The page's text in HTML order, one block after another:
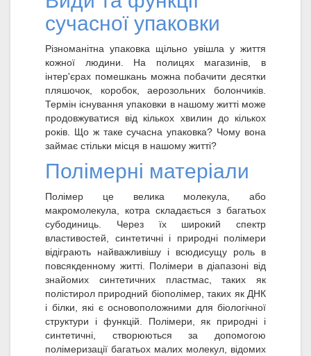
сучасної упаковки
Різноманітна упаковка щільно увішла у життя
кожної людини. На полицях магазинів, в
інтер'єрах помешкань можна побачити десятки
пляшочок, коробок, аерозольних болончиків.
Термін існування упаковки в нашому житті може
продовжуватися від кількох хвилин до кількох
років. Що ж таке сучасна упаковка? Чому вона
займає стільки місця в нашому житті?
Полімерні матеріали
Полімер це велика молекула, або
макромолекула, котра складається з багатьох
субодиниць. Через їх широкий спектр
властивостей, синтетичні і природні полімери
відіграють найважливішу і всюдисущу роль в
повсякденному житті. Полімери в діапазоні від
знайомих синтетичних пластмас, таких як
полістирол природний біополімер, таких як ДНК
і білки, які є основоположними для біологічної
структури і функцій. Полімери, як природні і
синтетичні, створюються за допомогою
полімеризації багатьох малих молекул, відомих